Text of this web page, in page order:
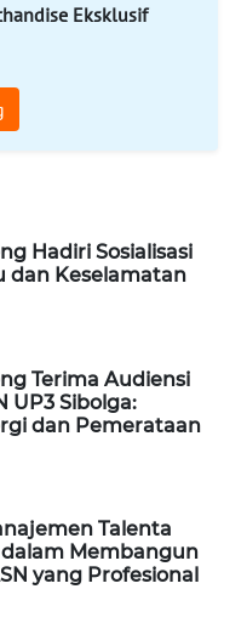
Eksklusif
Hadiri Sosialisasi
dan Keselamatan
Terima Audiensi
UP3 Sibolga:
dan Pemerataan
Talenta
dalam Membangun
yang Profesional